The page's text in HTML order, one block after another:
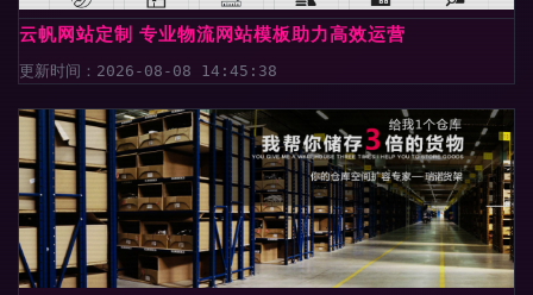
云帆网站定制 专业物流网站模板助力高效运营
更新时间：2026-08-08 14:45:38